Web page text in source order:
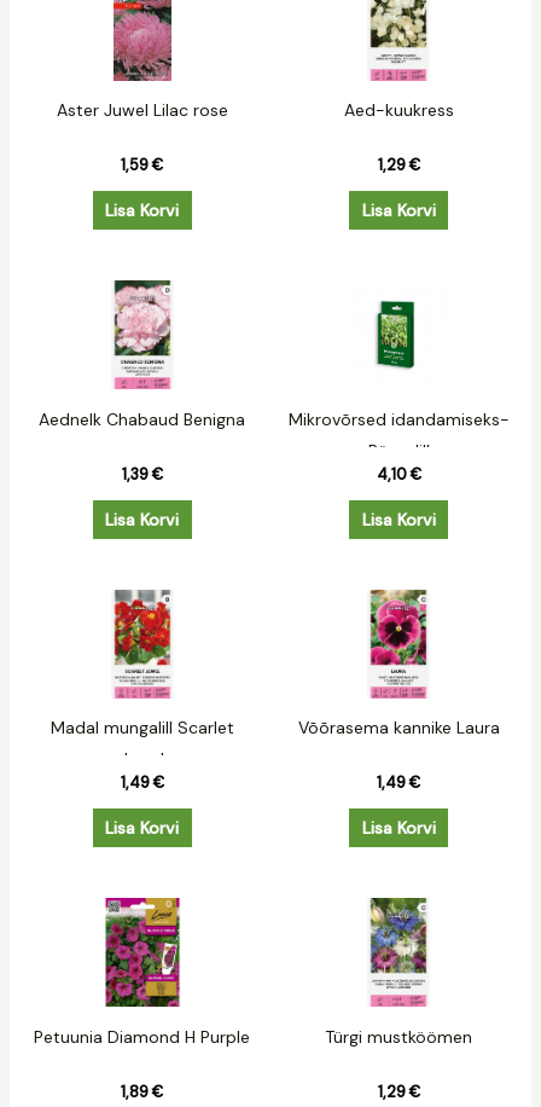
Aster Juwel Lilac rose
1,59€
Lisa Korvi
Aed-kuukress
1,29€
Lisa Korvi
Aednelk Chabaud Benigna
1,39€
Lisa Korvi
Mikrovõrsed idandamiseks-
Päevalill
4,10€
Lisa Korvi
Madal mungalill Scarlet
Jewel
1,49€
Lisa Korvi
Võõrasema kannike Laura
1,49€
Lisa Korvi
Petuunia Diamond H Purple
1,89€
Türgi mustköömen
1,29€